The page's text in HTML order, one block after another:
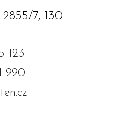
2855/7, 130
123
990